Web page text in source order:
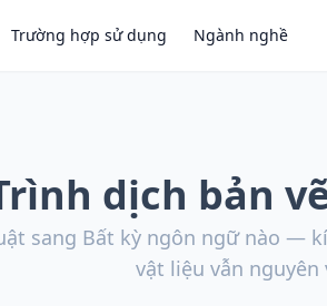
Trường hợp sử dụng Ngành nghề
dịch bản
sang Bất kỳ ngôn ngữ nào —
vật liệu vẫn nguyên